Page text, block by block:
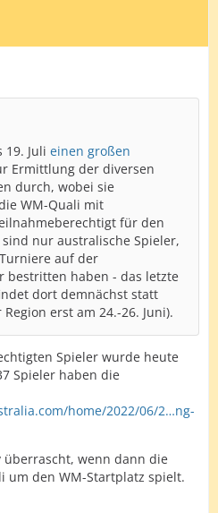
19. Juli einen großen
Ermittlung der diversen
durch, wobei sie
WM-Quali mit
für den
nur australische Spieler,
auf der
bestritten haben - das letzte
dort demnächst statt
erst am 24.-26. Juni).
Spieler wurde heute
Spieler haben die
home/2022/06/2…ng-
wenn dann die
um den WM-Startplatz spielt.